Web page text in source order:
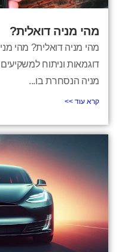
מהי מניה דואלית?
מהי מניה דואלית? מהי
דוגמאות וניתוח
מניה הנסחרת בו...
קרא עוד >>